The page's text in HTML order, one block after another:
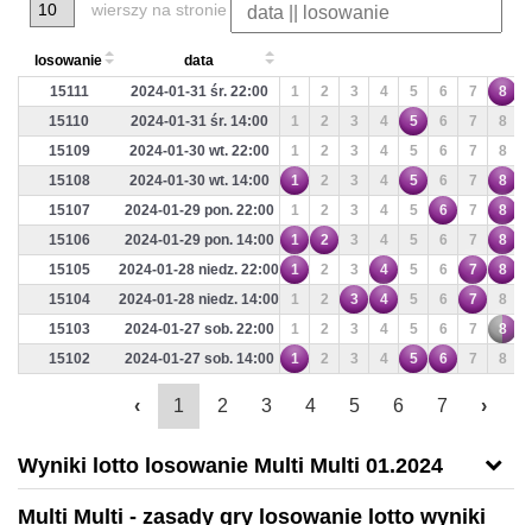
wierszy na stronie
losowanie
data
15111
2024-01-31 śr. 22:00 1 2 3 4 5 6 7 8
15110
2024-01-31 śr. 14:00 1 2 3 4 5 6 7 8
15109
2024-01-30 wt. 22:00 1 2 3 4 5 6 7 8
15108
2024-01-30 wt. 14:00 1 2 3 4 5 6 7 8
15107
2024-01-29 pon. 22:00 1 2 3 4 5 6 7 8
15106
2024-01-29 pon. 14:00 1 2 3 4 5 6 7 8
15105
2024-01-28 niedz. 22:00 1 2 3 4 5 6 7 8
15104
2024-01-28 niedz. 14:00 1 2 3 4 5 6 7 8
15103
2024-01-27 sob. 22:00 1 2 3 4 5 6 7 8
15102
2024-01-27 sob. 14:00 1 2 3 4 5 6 7 8
‹ 1 2 3 4 5 6 7 ›
Wyniki lotto losowanie Multi Multi 01.2024
Multi Multi - zasady gry losowanie lotto wyniki